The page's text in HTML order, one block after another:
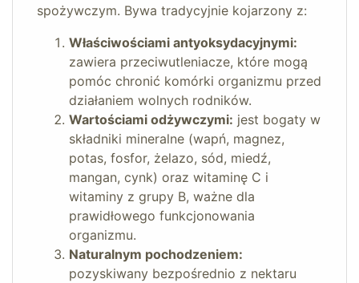
spożywczym. Bywa tradycyjnie kojarzony z:
Właściwościami antyoksydacyjnymi:
zawiera przeciwutleniacze, które mogą
pomóc chronić komórki organizmu przed
działaniem wolnych rodników.
Wartościami odżywczymi: jest bogaty w
składniki mineralne (wapń, magnez,
potas, fosfor, żelazo, sód, miedź,
mangan, cynk) oraz witaminę C i
witaminy z grupy B, ważne dla
prawidłowego funkcjonowania
organizmu.
Naturalnym pochodzeniem:
pozyskiwany bezpośrednio z nektaru